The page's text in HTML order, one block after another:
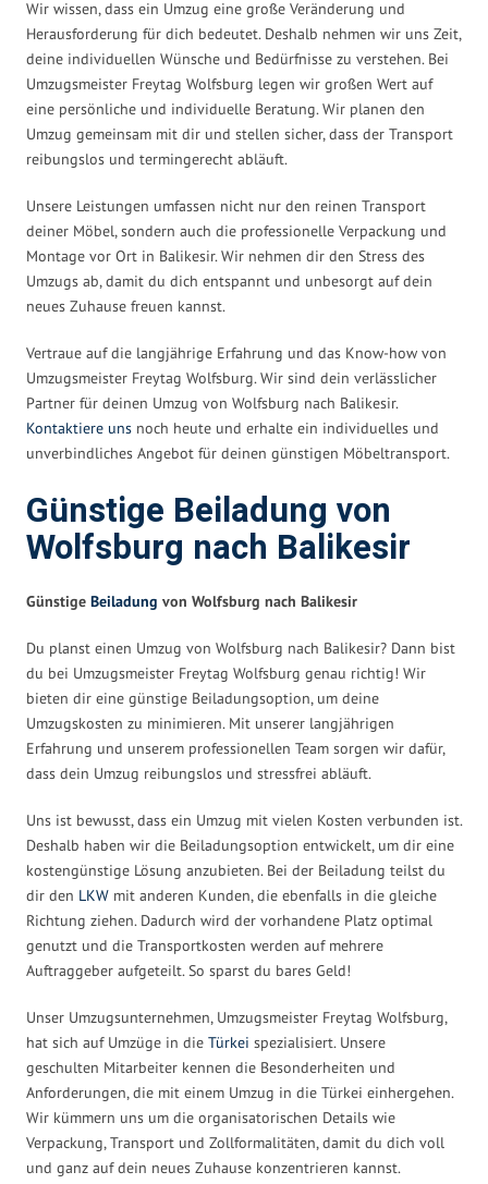
Wir wissen, dass ein Umzug eine große Veränderung und
Herausforderung für dich bedeutet. Deshalb nehmen wir uns Zeit,
deine individuellen Wünsche und Bedürfnisse zu verstehen. Bei
Umzugsmeister Freytag Wolfsburg legen wir großen Wert auf
eine persönliche und individuelle Beratung. Wir planen den
Umzug gemeinsam mit dir und stellen sicher, dass der Transport
reibungslos und termingerecht abläuft.
Unsere Leistungen umfassen nicht nur den reinen Transport
deiner Möbel, sondern auch die professionelle Verpackung und
Montage vor Ort in Balikesir. Wir nehmen dir den Stress des
Umzugs ab, damit du dich entspannt und unbesorgt auf dein
neues Zuhause freuen kannst.
Vertraue auf die langjährige Erfahrung und das Know-how von
Umzugsmeister Freytag Wolfsburg. Wir sind dein verlässlicher
Partner für deinen Umzug von Wolfsburg nach Balikesir.
Kontaktiere uns noch heute und erhalte ein individuelles und
unverbindliches Angebot für deinen günstigen Möbeltransport.
Günstige Beiladung von
Wolfsburg nach Balikesir
Günstige Beiladung von Wolfsburg nach Balikesir
Du planst einen Umzug von Wolfsburg nach Balikesir? Dann bist
du bei Umzugsmeister Freytag Wolfsburg genau richtig! Wir
bieten dir eine günstige Beiladungsoption, um deine
Umzugskosten zu minimieren. Mit unserer langjährigen
Erfahrung und unserem professionellen Team sorgen wir dafür,
dass dein Umzug reibungslos und stressfrei abläuft.
Uns ist bewusst, dass ein Umzug mit vielen Kosten verbunden ist.
Deshalb haben wir die Beiladungsoption entwickelt, um dir eine
kostengünstige Lösung anzubieten. Bei der Beiladung teilst du
dir den LKW mit anderen Kunden, die ebenfalls in die gleiche
Richtung ziehen. Dadurch wird der vorhandene Platz optimal
genutzt und die Transportkosten werden auf mehrere
Auftraggeber aufgeteilt. So sparst du bares Geld!
Unser Umzugsunternehmen, Umzugsmeister Freytag Wolfsburg,
hat sich auf Umzüge in die Türkei spezialisiert. Unsere
geschulten Mitarbeiter kennen die Besonderheiten und
Anforderungen, die mit einem Umzug in die Türkei einhergehen.
Wir kümmern uns um die organisatorischen Details wie
Verpackung, Transport und Zollformalitäten, damit du dich voll
und ganz auf dein neues Zuhause konzentrieren kannst.